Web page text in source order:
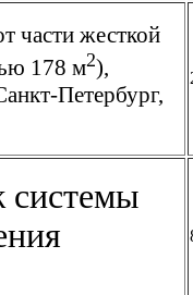
части жесткой
178 м2),
Петербург,
системы